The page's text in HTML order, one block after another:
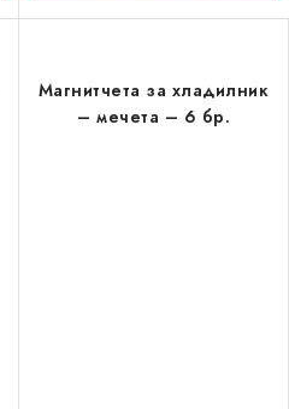
Магнитчета за хладилник
– мечета – 6 бр.